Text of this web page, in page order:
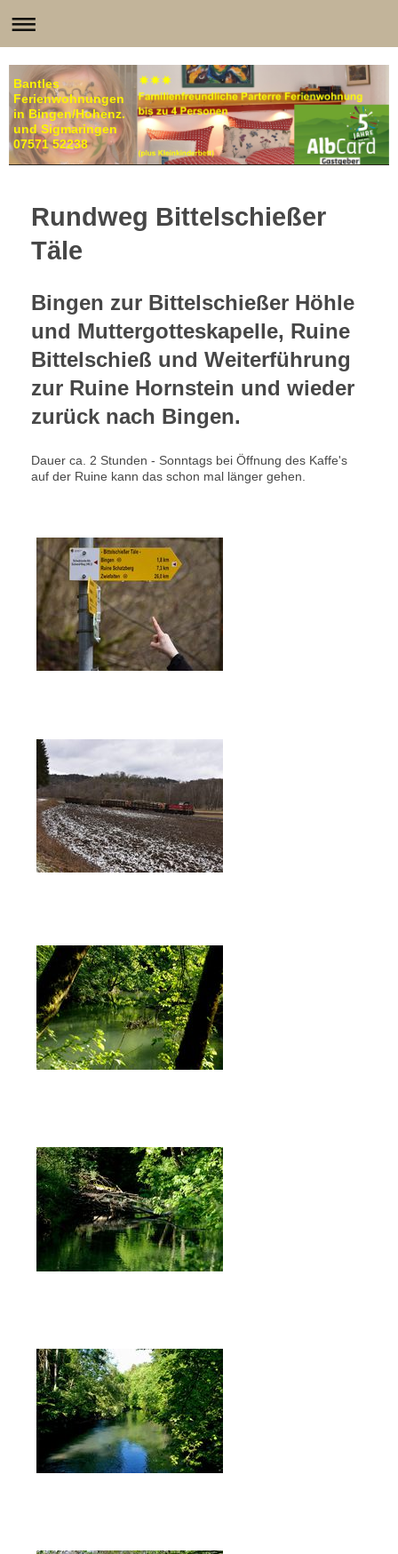
Bantles
Ferienwohnungen
in Bingen/Hohenz.
und Sigmaringen
07571 52238
Rundweg Bittelschießer
Täle
Bingen zur Bittelschießer Höhle
und Muttergotteskapelle, Ruine
Bittelschieß und Weiterführung
zur Ruine Hornstein und wieder
zurück nach Bingen.
Dauer ca. 2 Stunden - Sonntags bei Öffnung des Kaffe's
auf der Ruine kann das schon mal länger gehen.